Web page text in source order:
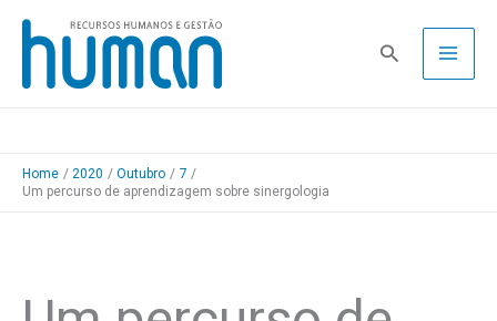
Skip
content
Pesquisa
Home 2020 Outubro
7
Um percurso de aprendizagem sobre sinergologia